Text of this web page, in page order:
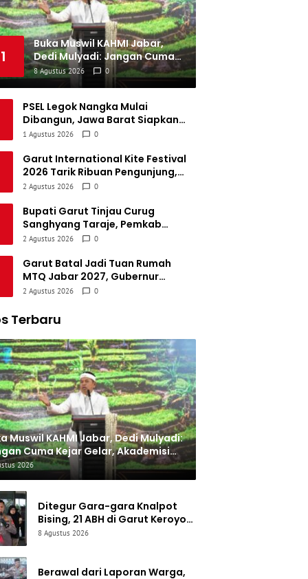
Biak 34 4 6 24 18
1
Buka Muswil KAHMI Jabar,
Dedi Mulyadi: Jangan Cuma
Kejar Gelar, Akademisi Harus
Buat Karya Nyata
8 Agustus 2026 0
PSEL Legok Nangka Mulai
Dibangun, Jawa Barat Siapkan
Pengolahan 2.131 Ton Sampah per
1 Agustus 2026 0
Garut International Kite Festival
2026 Tarik Ribuan Pengunjung,
Bupati Syakur: Garut Makin
2 Agustus 2026 0
Bupati Garut Tinjau Curug
Sanghyang Taraje, Pemkab
Siapkan Penguatan Infrastruktur
2 Agustus 2026 0
Garut Batal Jadi Tuan Rumah
MTQ Jabar 2027, Gubernur
Ungkap APBD Turun dan Fokus
2 Agustus 2026 0
Terbaru
Muswil KAHMI Jabar, Dedi Mulyadi:
Cuma Kejar Gelar, Akademisi
Buat Karya Nyata
2026
Ditegur Gara-gara Knalpot
Bising, 21 ABH di Garut Keroyok
Warga hingga Luka Parah
8 Agustus 2026
Berawal dari Laporan Warga,